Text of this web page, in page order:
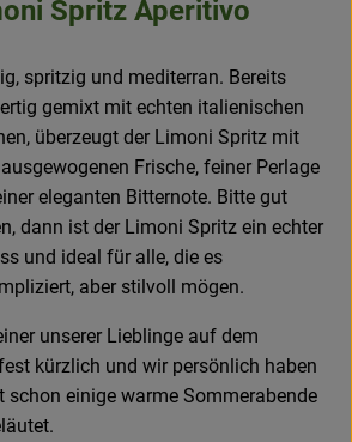
Spritz Aperitivo
spritzig und mediterran. Bereits
gemixt mit echten italienischen
überzeugt der Limoni Spritz mit
Frische, feiner Perlage
eleganten Bitternote. Bitte gut
dann ist der Limoni Spritz ein echter
und ideal für alle, die es
aber stilvoll mögen.
unserer Lieblinge auf dem
kürzlich und wir persönlich haben
schon einige warme Sommerabende